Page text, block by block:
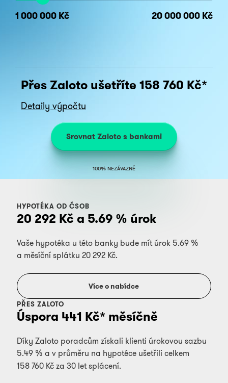
1 000 000 Kč 20 000 000 Kč
Přes Zaloto ušetříte 158 760 Kč*
Detaily výpočtu
Srovnat Zaloto s bankami
100% NEZÁVAZNĚ
HYPOTÉKA OD ČSOB
20 292 Kč a 5.69 % úrok
Vaše hypotéka u této banky bude mít úrok 5.69 %
a měsíční splátku20 292 Kč.
Více o nabídce
PŘES ZALOTO
Úspora 441 Kč* měsíčně
Díky Zaloto poradcům získali klienti úrokovou sazbu
5.49 %a v průměru na hypotéce ušetřili celkem
158 760 Kč za 30 let splácení.